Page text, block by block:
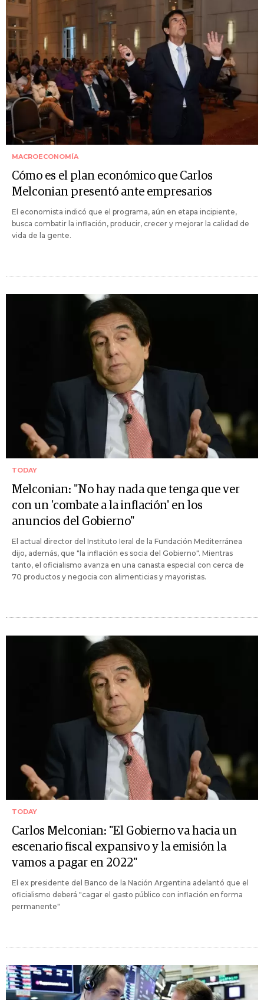
MACROECONOMÍA
Cómo es el plan económico que Carlos
Melconian presentó ante empresarios
El economista indicó que el programa, aún en etapa incipiente,
busca combatir la inflación, producir, crecer y mejorar la calidad de
vida de la gente.
TODAY
Melconian: "No hay nada que tenga que ver
con un 'combate a la inflación' en los
anuncios del Gobierno"
El actual director del Instituto Ieral de la Fundación Mediterránea
dijo, además, que "la inflación es socia del Gobierno". Mientras
tanto, el oficialismo avanza en una canasta especial con cerca de
70 productos y negocia con alimenticias y mayoristas.
TODAY
Carlos Melconian: "El Gobierno va hacia un
escenario fiscal expansivo y la emisión la
vamos a pagar en 2022"
El ex presidente del Banco de la Nación Argentina adelantó que el
oficialismo deberá "cagar el gasto público con inflación en forma
permanente"